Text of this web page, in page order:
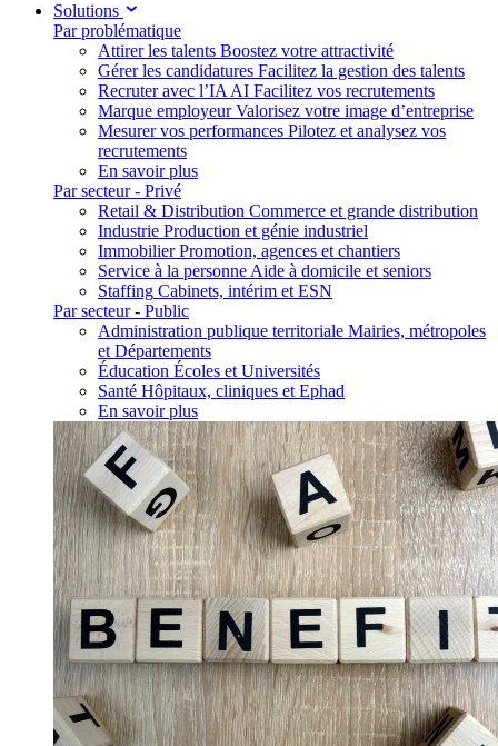
Solutions
Par problématique
Attirer les talents Boostez votre attractivité
Gérer les candidatures Facilitez la gestion des talents
Recruter avec l’IA AI Facilitez vos recrutements
Marque employeur Valorisez votre image d’entreprise
Mesurer vos performances Pilotez et analysez vos
recrutements
En savoir plus
Par secteur - Privé
Retail & Distribution Commerce et grande distribution
Industrie Production et génie industriel
Immobilier Promotion, agences et chantiers
Service à la personne Aide à domicile et seniors
Staffing Cabinets, intérim et ESN
Par secteur - Public
Administration publique territoriale Mairies, métropoles
et Départements
Éducation Écoles et Universités
Santé Hôpitaux, cliniques et Ephad
En savoir plus